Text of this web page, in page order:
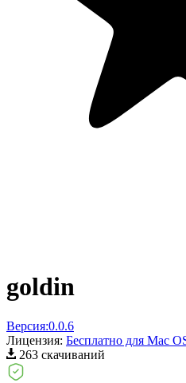
goldin
Версия:0.0.6
Лицензия: Бесплатно для Mac
263 скачиваний